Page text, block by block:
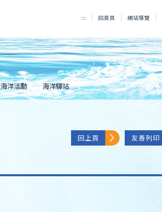
::: 回首頁 網站導覽
海洋活動 海洋驛站
回上頁 友善列印